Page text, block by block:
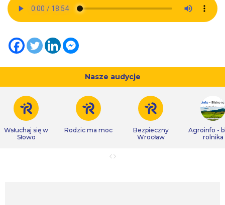
Nasze audycje
Wsłuchaj się w
Słowo
Rodzic ma moc
Bezpieczny
Wrocław
Agroinfo -
rolnika